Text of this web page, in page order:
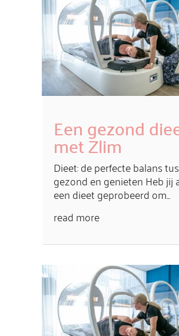
Een gezond
met Zlim
Dieet: de perfecte balans
gezond en genieten Heb jij
een dieet geprobeerd om...
read more